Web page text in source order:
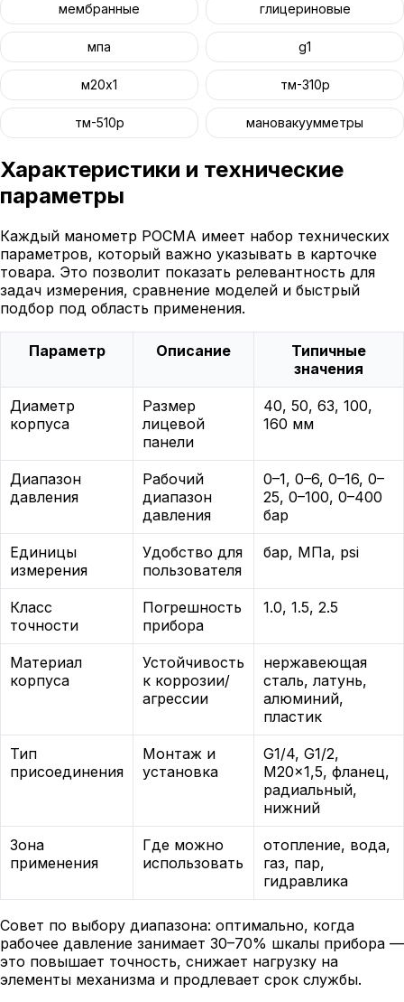
мембранные глицериновые
мпа g1
м20х1 тм-310р
тм-510р мановакуумметры
Характеристики и технические
параметры
Каждый манометр РОСМА имеет набор технических
параметров, который важно указывать в карточке
товара. Это позволит показать релевантность для
задач измерения, сравнение моделей и быстрый
подбор под область применения.
Параметр Описание
Типичные
значения
Диаметр
корпуса
Размер
лицевой
панели
40, 50, 63, 100,
160 мм
Диапазон
давления
Рабочий
диапазон
давления
0–1, 0–6, 0–16, 0–
25, 0–100, 0–400
бар
Единицы
измерения
Удобство для
пользователя
бар, МПа, psi
Класс
точности
Погрешность
прибора
1.0, 1.5, 2.5
Материал
корпуса
Устойчивость
к коррозии/
агрессии
нержавеющая
сталь, латунь,
алюминий,
пластик
Тип
присоединения
Монтаж и
установка
G1/4, G1/2,
M20×1,5, фланец,
радиальный,
нижний
Зона
применения
Где можно
использовать
отопление, вода,
газ, пар,
гидравлика
Совет по выбору диапазона: оптимально, когда
рабочее давление занимает 30–70% шкалы прибора —
это повышает точность, снижает нагрузку на
элементы механизма и продлевает срок службы.